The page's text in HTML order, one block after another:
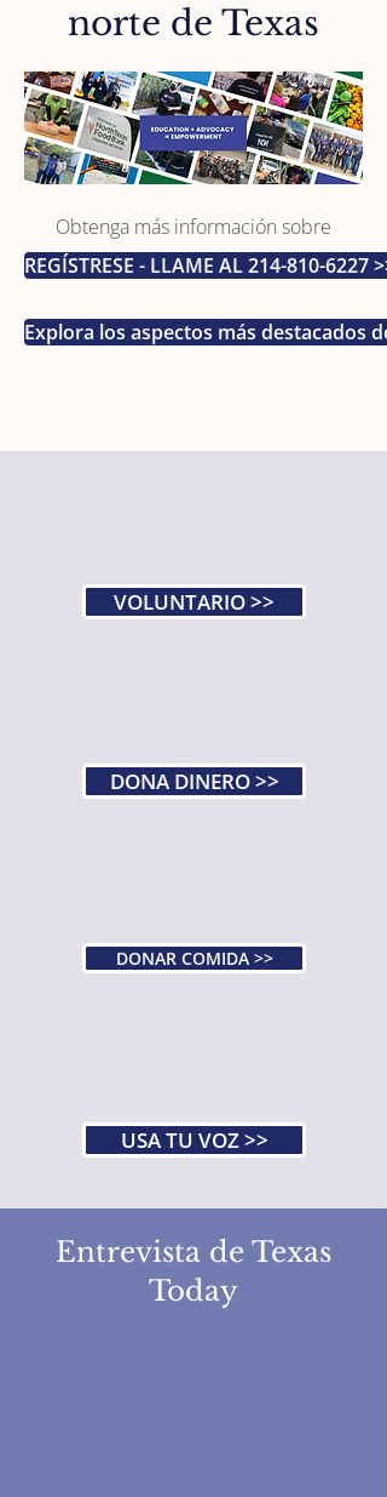
norte de Texas
Obtenga más información sobre
REGÍSTRESE - LLAME AL 214-810-6227 >>
Explora los aspectos más destacados
VOLUNTARIO >>
DONA DINERO >>
DONAR COMIDA >>
USA TU VOZ >>
Entrevista de Texas
Today